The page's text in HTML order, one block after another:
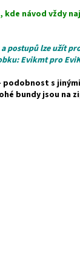
návod vždy
postupů lze užít
Evikmt pro
podobnost s
bundy jsou na